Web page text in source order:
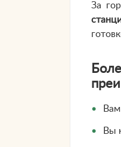
За
Вы